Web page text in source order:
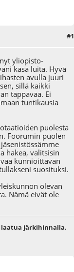
#1
yliopisto-
kasa luita. Hyvä
avulla juuri
sillä kaikki
tappavaa. Ei
tuntikausia
puolesta
Foorumin puolen
hakea, valitsisin
kunnioittavan
suosituksi.
olevan
Nämä eivät ole
laatua järkihinnalla.